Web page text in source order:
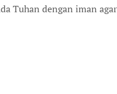
Tuhan dengan iman